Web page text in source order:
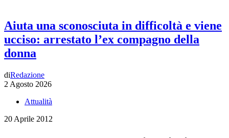
Aiuta una sconosciuta in difficoltà e viene
ucciso: arrestato l’ex compagno della
donna
diRedazione
2 Agosto 2026
Attualità
20 Aprile 2012